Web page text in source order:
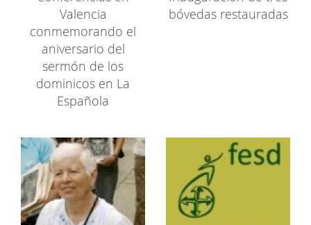
Valencia
conmemorando el
aniversario del
sermón de los
dominicos en La
Española
bóvedas restauradas